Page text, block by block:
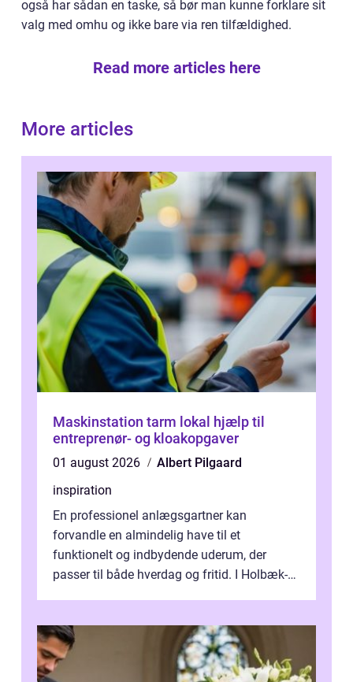
også har sådan en taske, så bør man kunne forklare sit
valg med omhu og ikke bare via ren tilfældighed.
Read more articles here
More articles
Maskinstation tarm lokal hjælp til
entreprenør- og kloakopgaver
01 august 2026
Albert Pilgaard
inspiration
En professionel anlægsgartner kan
forvandle en almindelig have til et
funktionelt og indbydende uderum, der
passer til både hverdag og fritid. I Holbæk-